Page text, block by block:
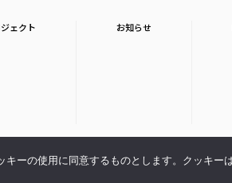
ェクト お知らせ
© Copyright Keio Univ. ISAGAI Lab. All
ーの使用に同意するものとします。クッキー